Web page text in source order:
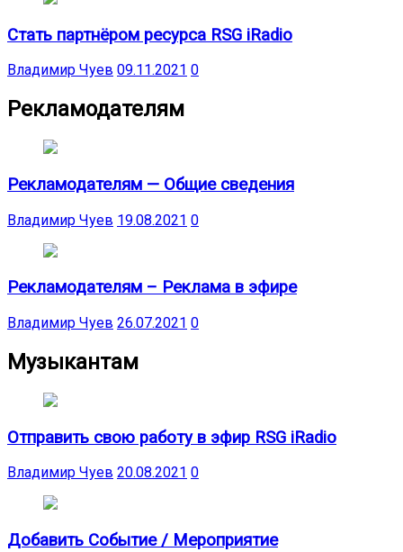
Стать партнёром ресурса RSG iRadio
Владимир Чуев 09.11.2021 0
Рекламодателям
Рекламодателям — Общие сведения
Владимир Чуев 19.08.2021 0
Рекламодателям – Реклама в эфире
Владимир Чуев 26.07.2021 0
Музыкантам
Отправить свою работу в эфир RSG iRadio
Владимир Чуев 20.08.2021 0
Добавить Событие / Мероприятие